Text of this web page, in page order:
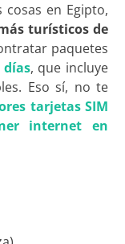
cosas en Egipto,
turísticos de
paquetes
días, que incluye
Eso sí, no te
tarjetas SIM
internet en